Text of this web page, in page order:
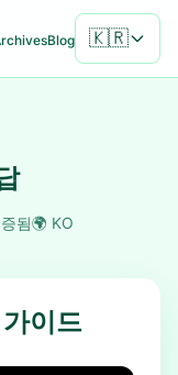
Blog 🇰🇷
됨🌍 KO
이드